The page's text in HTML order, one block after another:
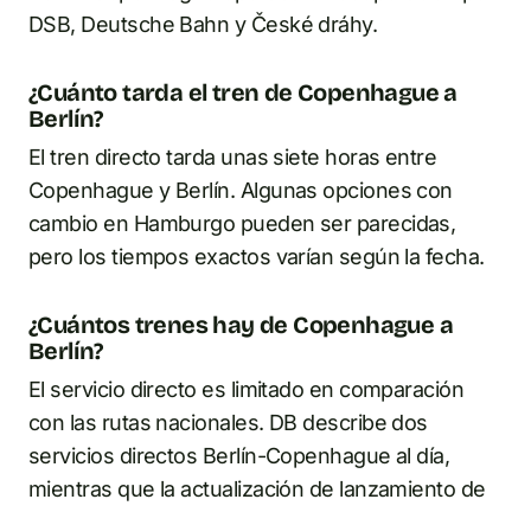
DSB, Deutsche Bahn y České dráhy.
¿Cuánto tarda el tren de Copenhague a
Berlín?
El tren directo tarda unas siete horas entre
Copenhague y Berlín. Algunas opciones con
cambio en Hamburgo pueden ser parecidas,
pero los tiempos exactos varían según la fecha.
¿Cuántos trenes hay de Copenhague a
Berlín?
El servicio directo es limitado en comparación
con las rutas nacionales. DB describe dos
servicios directos Berlín-Copenhague al día,
mientras que la actualización de lanzamiento de